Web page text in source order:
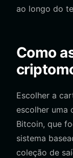
ao longo do
Como
Escolher a
escolher uma
Bitcoin, que
sistema
coleção de